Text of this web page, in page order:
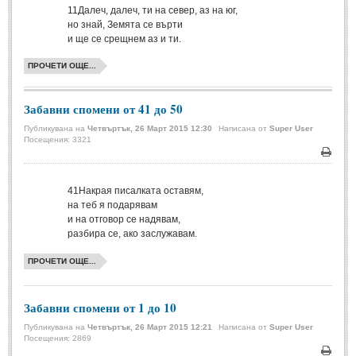
Мъдри мисли
Мъдрости за живота
Мъдрости за любовта
Мъдрости за щастието (5)
Мъдрости за приятелството
Мъдрости на велики хора
Древногръцки афоризми (42)
Древноримски афоризми
ФИЛОСОФИЯ
ФИЛОСОФИЯ
Житейска философия
(9)
11 Далеч, далеч, ти на север, аз на юг,
но знай, Земята се върти
и ще се срещнем аз и ти.
ПРОЧЕТИ ОЩЕ...
Забавни спомени от 41 до 50
Публикувана на Четвъртък, 26 Март 2015 12:30 Написана от Super User
Посещения: 3321
Печат
41 Накрая писалката оставям,
на теб я подарявам
и на отговор се надявам,
разбира се, ако заслужавам.
ПРОЧЕТИ ОЩЕ...
Забавни спомени от 1 до 10
Публикувана на Четвъртък, 26 Март 2015 12:21 Написана от Super User
Посещения: 2869